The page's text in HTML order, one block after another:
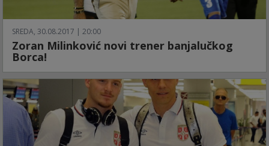
SREDA, 30.08.2017 | 20:00
Zoran Milinković novi trener banjalučkog
Borca!